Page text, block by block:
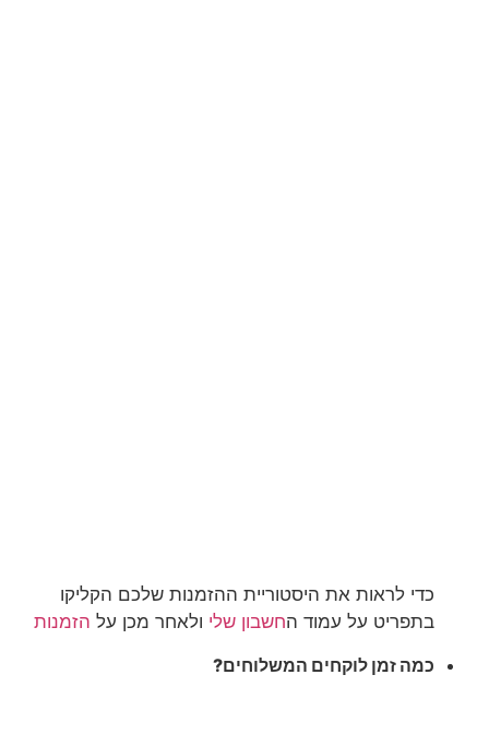
כדי לראות את היסטוריית ההזמנות שלכם הקליקו
בתפריט על עמוד החשבון שלי ולאחר מכן על הזמנות
כמה זמן לוקחים המשלוחים?